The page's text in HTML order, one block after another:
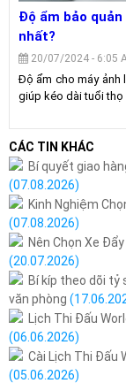
Độ ẩm bảo
nhất?
20/07/2024 - 6:05
Độ ẩm cho máy ảnh
giúp kéo dài tuổi thọ
CÁC TIN KHÁC
Bí quyết giao
(07.08.2026)
Kinh Nghiệm
(07.08.2026)
Nên Chọn Xe
(20.07.2026)
Bí kíp theo dõi tỷ
văn phòng
Lịch Thi Đấu
(06.06.2026)
Cài Lịch Thi Đấu
(05.06.2026)